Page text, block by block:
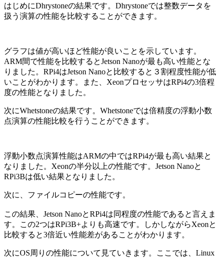
はじめにDhrystoneの結果です。Dhrystoneでは整数データを
扱う演算の性能を比較することができます。
グラフは値が高いほど性能が良いことを示しています。
ARM間で性能を比較するとJetson Nanoが最も高い性能とな
りました。RPi4はJetson Nanoと比較すると３割程度性能が低
いことがわかります。また、XeonプロセッサはRPi4の3倍程
度の性能となりました。
次にWhetstoneの結果です。Whetstoneでは倍精度の浮動小数
点演算の性能比較を行うことができます。
浮動小数点演算性能はARMの中ではRPi4が最も高い結果と
なりました。Xeonの半分以上の性能です。Jetson Nanoと
RPi3Bは低い結果となりました。
次に、ファイルコピーの性能です。
この結果、Jetson NanoとRPi4は同程度の性能であると言えま
す。この2つはRPi3B+よりも高速です。しかしながらXeonと
比較すると3倍近い性能差があることがわかります。
次にOS周りの性能について見ていきます。ここでは、Linux